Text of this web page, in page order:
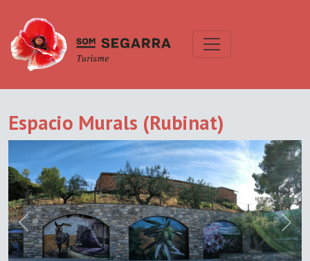
Espacio Murals (Rubinat)
Previous Next